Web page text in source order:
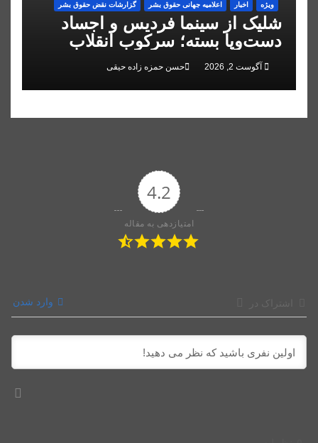
ویژه اخبار اعلاميه جهانی حقوق بشر گزارشات نقض حقوق بشر
شلیک از سینما فردیس و اجساد
دست‌وپا بسته؛ سرکوب انقلاب
ملی در البرز
آگوست 2, 2026 حسن حمزه زاده حیقی
4.2
امتیازدهی به مقاله
وارد شدن